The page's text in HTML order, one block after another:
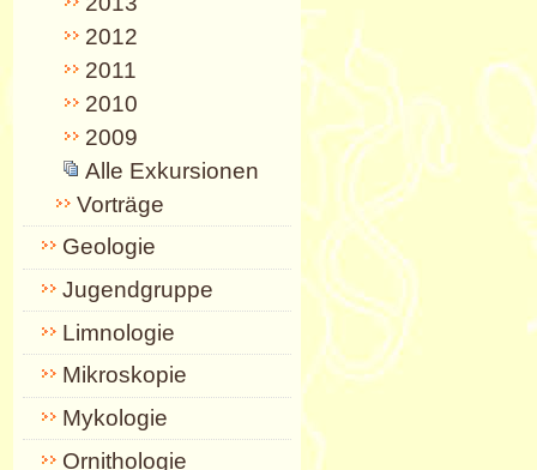
2012
2011
2010
2009
Alle Exkursionen
Vorträge
Geologie
Jugendgruppe
Limnologie
Mikroskopie
Mykologie
Ornithologie